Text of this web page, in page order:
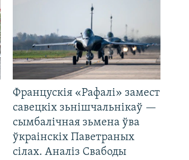
Францускія «Рафалі» замест
савецкіх зьнішчальнікаў —
сымбалічная зьмена ўва
ўкраінскіх Паветраных
сілах. Аналіз Свабоды